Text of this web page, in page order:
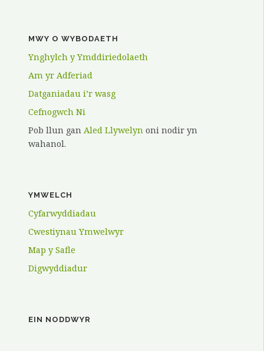
MWY O WYBODAETH
Ynghylch y Ymddiriedolaeth
Am yr Adferiad
Datganiadau i’r wasg
Cefnogwch Ni
Pob llun gan Aled Llywelyn oni nodir yn
wahanol.
YMWELCH
Cyfarwyddiadau
Cwestiynau Ymwelwyr
Map y Safle
Digwyddiadur
EIN NODDWYR